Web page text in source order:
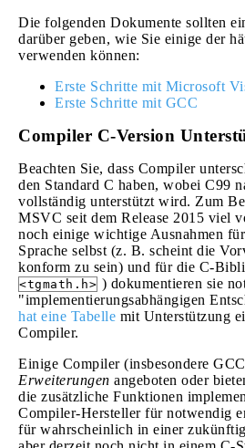
Die folgenden Dokumente sollten
darüber geben, wie Sie einige der
verwenden können:
Erste Schritte mit Microsoft
Erste Schritte mit GCC
Compiler C-Version
Beachten Sie, dass Compiler
den Standard C haben, wobei C99
vollständig unterstützt wird. Zum
MSVC seit dem Release 2015 viel
noch einige wichtige Ausnahmen
Sprache selbst (z. B. scheint die
konform zu sein) und für die C-
<tgmath.h> ) dokumentieren sie
"implementierungsabhängigen
hat eine Tabelle mit Unterstützung
Compiler.
Einige Compiler (insbesondere
Erweiterungen angeboten oder
die zusätzliche Funktionen
Compiler-Hersteller für notwendig
für wahrscheinlich in einer